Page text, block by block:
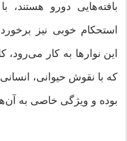
بافته‌هایی دورو هستند،
استحکام خوبی نیز
این نوارها به کار
که با نقوش حیوانی،
بوده و ویژگی خاصی به